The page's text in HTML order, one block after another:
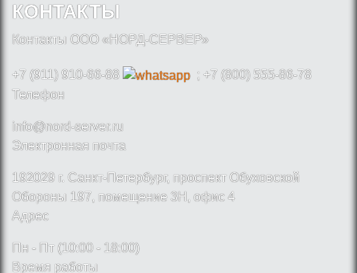
КОНТАКТЫ
Контакты ООО «НОРД-СЕРВЕР»
+7 (911) 910-66-88
; +7 (800) 555-86-78
Телефон
info@nord-server.ru
Электронная почта
192029 г. Санкт-Петербург, проспект Обуховской
Обороны 197, помещение 3Н, офис 4
Адрес
Пн - Пт (10:00 - 18:00)
Время работы